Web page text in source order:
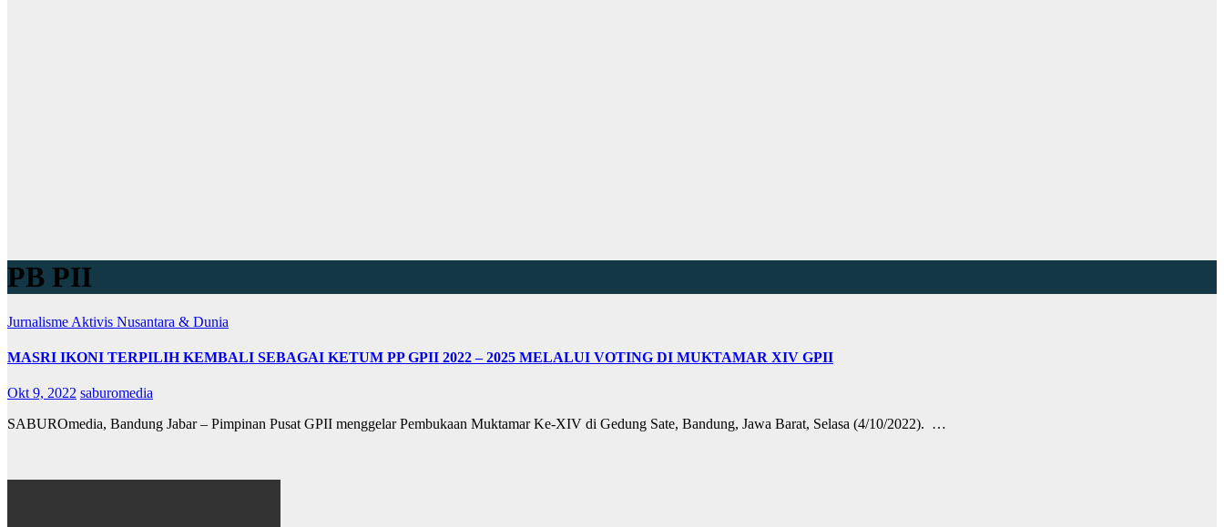
PB PII
Jurnalisme Aktivis Nusantara & Dunia
MASRI IKONI TERPILIH KEMBALI SEBAGAI KETUM PP GPII 2022 – 2025 MELALUI VOTING DI MUKTAMAR XIV GPII
Okt 9, 2022 saburomedia
SABUROmedia, Bandung Jabar – Pimpinan Pusat GPII menggelar Pembukaan Muktamar Ke-XIV di Gedung Sate, Bandung, Jawa Barat, Selasa (4/10/2022). …